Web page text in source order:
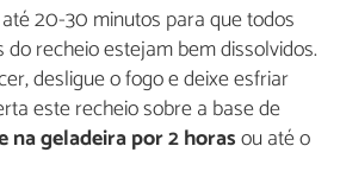
20-30 minutos para que todos
recheio estejam bem dissolvidos.
desligue o fogo e deixe esfriar
este recheio sobre a base de
na geladeira por 2 horasou até o